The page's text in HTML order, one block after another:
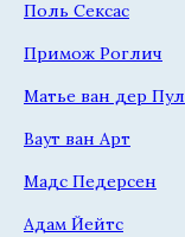
Поль Сексас
Примож Роглич
Матье ван дер Пул
Ваут ван Арт
Мадс Педерсен
Адам Йейтс